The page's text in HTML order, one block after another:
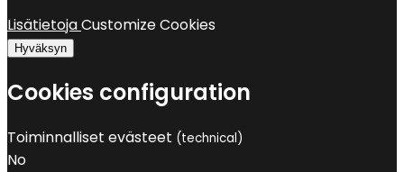
LisätietojaCustomize Cookies
Hyväksyn
Cookies configuration
Toiminnalliset evästeet (technical)
No